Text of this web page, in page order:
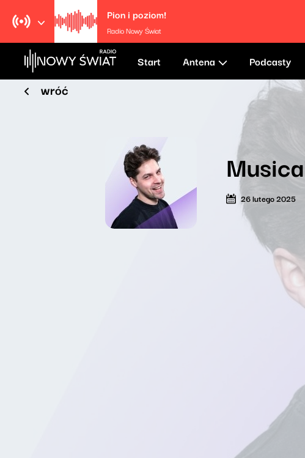
Pion i poziom!
Radio Nowy Świat
Start Antena Podcasty
wróć
26 lutego 2025